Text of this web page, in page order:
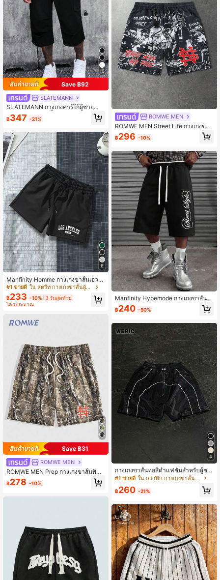
10
Save ฿92
SLATEMANN
SLATEMANN กางเกงคาร์โก้ผู้ชายลำล
องอเนกประสงค์สีพื้น ความยาว 7/10
฿347 -21%
6
Manfinity Homme กางเกงขาสั้นเอวย
างยืดพิมพ์ลายตัวอักษรสำหรับผู้ชาย กา
งเกงออกกำลังกาย Los Angeles Work
out Dad And Me
#1 ขายดี ใน สตรีท กางเกงขาสั้นผู้ชาย
฿233 -10% 3 วันสุดท้าย
โดยประมาณ
Save ฿31
ROMWE MEN
ROMWE MEN Prep กางเกงขาสั้นพิมพ์
ลายกิ่งไม้ เอวรูดเชือก, โรงเรียน
฿278 -10%
ROMWE MEN
ROMWE MEN Street Life กางเกงขาสั้
นทอพิมพ์ลายสำหรับผู้ชาย, เหมาะสำหรั
บฤดูใบไม้ผลิและฤดูร้อน
฿296 -10%
Manfinity Hypemode กางเกงขาสั้นผู้
ชายพิมพ์ลายตัวอักษร เอวรูดเชือก สไต
ล์ลำลอง อเนกประสงค์ ใส่ได้ทุกวัน สำห
฿240 -50%
4
กางเกงขาสั้นทอสีดำแฟชั่นสำหรับผู้ชา
ย เหมาะสำหรับใส่ในชีวิตประจำวันช่วง
ขันกีฬา ขาในลายทางแบบคาปรี จับคู่กั
บสไตล์สตรีทแวร์
#1 ขายดี ใน กราฟิก กางเกงขาสั้นผู้ชาย
฿260 -21%